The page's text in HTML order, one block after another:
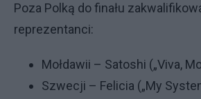
Poza Polką do finału
reprezentanci:
Mołdawii – Satoshi („Viva,
Szwecji – Felicia („My